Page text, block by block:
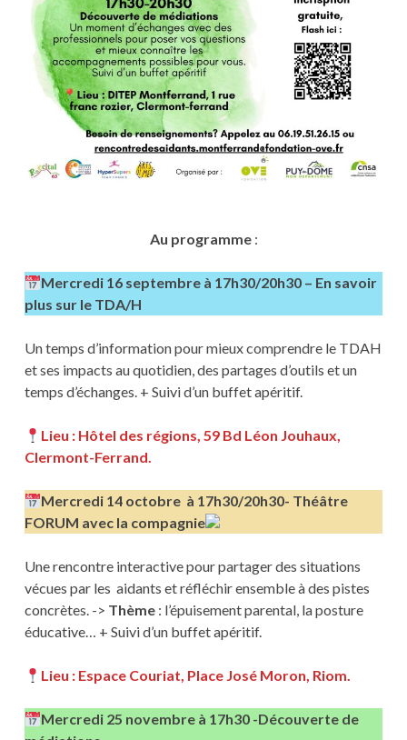
Au programme:
Mercredi 16 septembre à 17h30/20h30 – En savoir
plus sur le TDA/H
Un temps d’information pour mieux comprendre le TDAH
et ses impacts au quotidien, des partages d’outils et un
temps d’échanges. + Suivi d’un buffet apéritif.
Lieu : Hôtel des régions, 59 Bd Léon Jouhaux,
Clermont-Ferrand.
Mercredi 14 octobre à 17h30/20h30- Théâtre
FORUM avec la compagnie
Une rencontre interactive pour partager des situations
vécues par les aidants et réfléchir ensemble à des pistes
concrètes. -> Thème : l’épuisement parental, la posture
éducative… + Suivi d’un buffet apéritif.
Lieu : Espace Couriat, Place José Moron, Riom.
Mercredi 25 novembre à 17h30 -Découverte de